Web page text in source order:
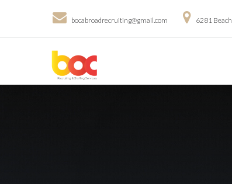
bocabroadrecruiting@gmail.com 6281